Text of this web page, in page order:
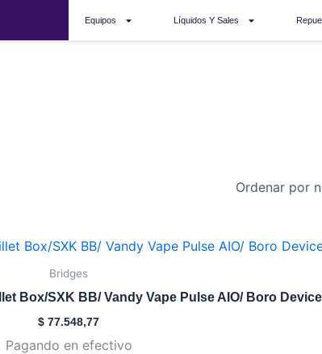
Equipos Líquidos Y Sales
Bridges
Box/SXK BB/ Vandy Vape Pulse AIO/ Boro
$ 77.548,77
Pagando en efectivo